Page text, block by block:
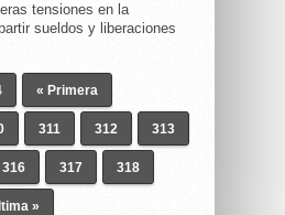
tensiones en la
sueldos y liberaciones
« Primera
311 312 313
316 317 318
»